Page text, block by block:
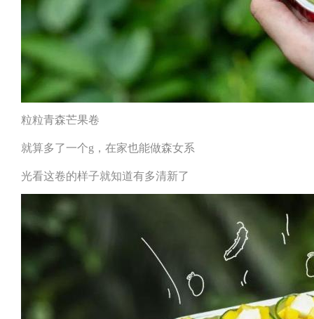
粒粒青森芒果卷
就算多了一个g，在家也能做森女系
光看这卷的样子就知道有多清新了